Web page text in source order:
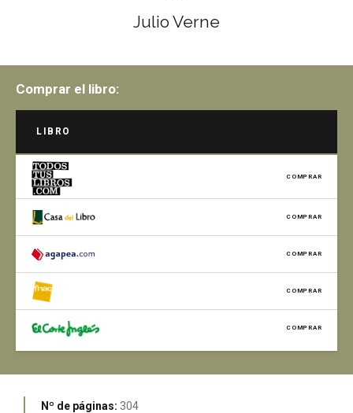
Julio Verne
Comprar el libro:
LIBRO
COMPRAR
COMPRAR
COMPRAR
COMPRAR
COMPRAR
Nº de páginas: 304